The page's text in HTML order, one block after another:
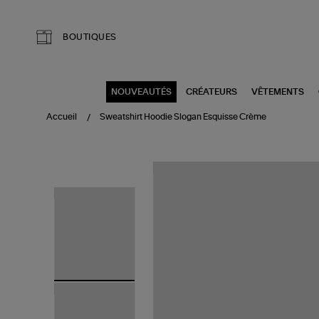
BOUTIQUES
NOUVEAUTÉS CRÉATEURS VÊTEMENTS
Accueil Sweatshirt Hoodie Slogan Esquisse Crème